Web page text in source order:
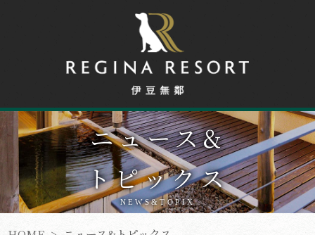
ニュース&
トピックス
NEWS&TOPIX